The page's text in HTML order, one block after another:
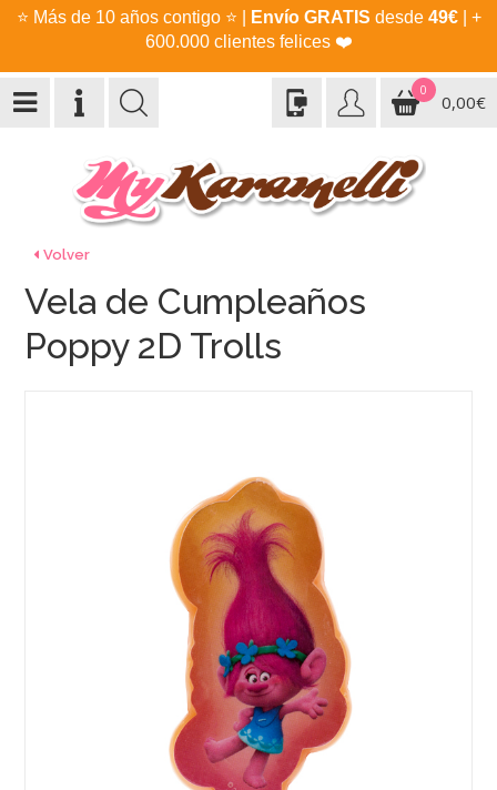
⭐ Más de 10 años contigo ⭐ Envío GRATIS desde 49€| +
600.000 clientes felices ❤️
0
0,00€
Volver
Vela de Cumpleaños
Poppy 2D Trolls